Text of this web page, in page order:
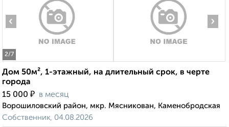
2/7
‹ ›
Дом 50м², 1-этажный, на длительный срок, в черте
города
15 000 ₽ в месяц
Ворошиловский район, мкр. Мясникован, Каменобродская
Собственник, 04.08.2026